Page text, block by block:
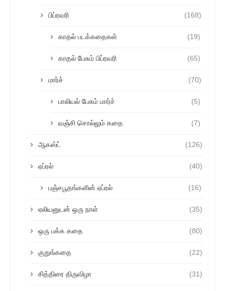
பிப்ரவரி (168)
காதல் படக்கதைகள் (19)
காதல் பேசும் பிப்ரவரி (65)
மார்ச் (70)
பாலியல் பேசும் மார்ச் (5)
வஞ்சி சொல்லும் கதை (7)
ஆகஸ்ட் (126)
ஏப்ரல் (40)
பஞ்சபூதங்களின் ஏப்ரல் (16)
ஏலியனுடன் ஒரு நாள் (35)
ஒரு பக்க கதை (80)
குறுங்கதை (22)
சித்திரை திருவிழா (31)